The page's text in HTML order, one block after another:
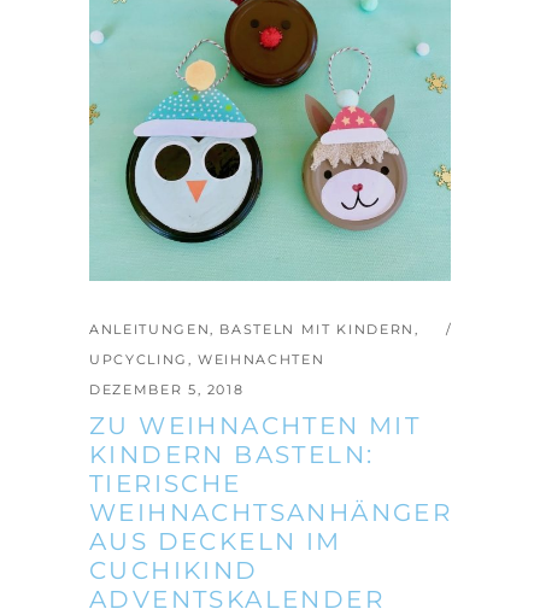
ANLEITUNGEN, BASTELN MIT KINDERN ,
UPCYCLING ,WEIHNACHTEN
DEZEMBER 5, 2018
ZU WEIHNACHTEN MIT
KINDERN BASTELN:
TIERISCHE
WEIHNACHTSANHÄNGER
AUS DECKELN IM
CUCHIKIND
ADVENTSKALENDER